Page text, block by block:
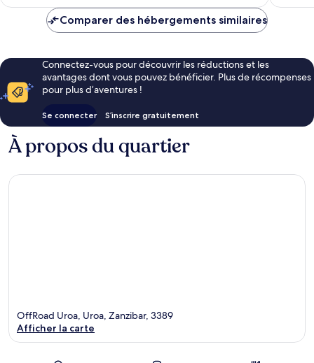
de
Comparer des hébergements similaires
Connectez-vous pour découvrir les réductions et les
avantages dont vous pouvez bénéficier. Plus de récompenses
pour plus d’aventures !
Se connecter S’inscrire gratuitement
À propos du quartier
OffRoad Uroa, Uroa, Zanzibar, 3389
Afficher la carte